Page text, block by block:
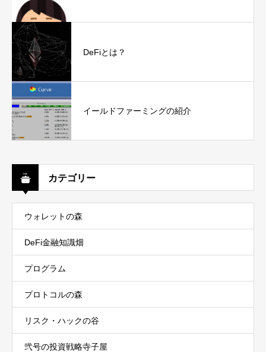
DeFiとは？
イールドファーミングの紹介
カテゴリー
ウォレットの森
DeFi金融知識畑
プログラム
プロトコルの森
リスク・ハックの谷
弐号の投資戦略寺子屋